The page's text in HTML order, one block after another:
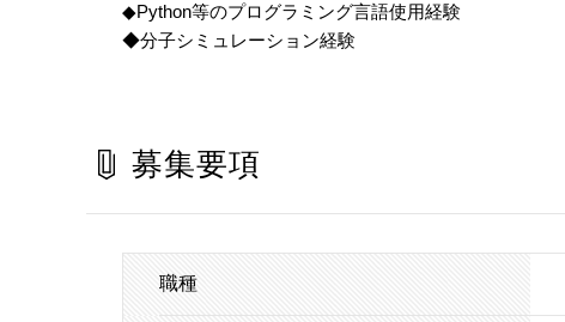
◆Python等のプログラミング言語使用経験
◆分子シミュレーション経験
募集要項
職種